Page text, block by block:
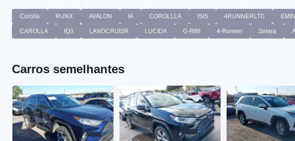
Corolla RUNX AVALON IA COROLLLA ISIS 4RUNNERLTD
CAROLLA IQ3 LANDCRUISR LUCIDA G-R86 4-Runner Solara
Carros semelhantes